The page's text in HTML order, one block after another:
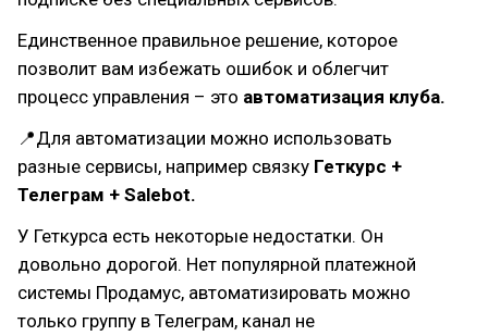
Единственное правильное решение, которое
позволит вам избежать ошибок и облегчит
процесс управления – это автоматизация клуба.
📍Для автоматизации можно использовать
разные сервисы, например связку Геткурс +
Телеграм + Salebot.
У Геткурса есть некоторые недостатки. Он
довольно дорогой. Нет популярной платежной
системы Продамус, автоматизировать можно
только группу в Телеграм, канал не